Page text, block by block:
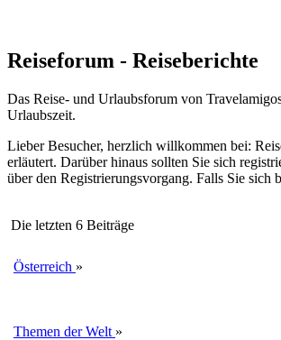
Reiseforum - Reiseberichte
Das Reise- und Urlaubsforum von
Urlaubszeit.
Lieber Besucher, herzlich willkommen bei:
erläutert. Darüber hinaus sollten Sie sich
über den Registrierungsvorgang. Falls Sie sich
Die letzten 6 Beiträge
Österreich »
Themen der Welt »